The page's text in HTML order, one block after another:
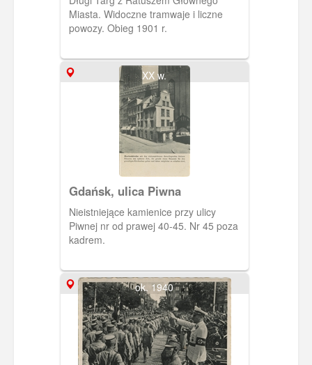
Miasta. Widoczne tramwaje i liczne
powozy. Obieg 1901 r.
XX w.
Gdańsk, ulica Piwna
Nieistniejące kamienice przy ulicy
Piwnej nr od prawej 40-45. Nr 45 poza
kadrem.
ok. 1940